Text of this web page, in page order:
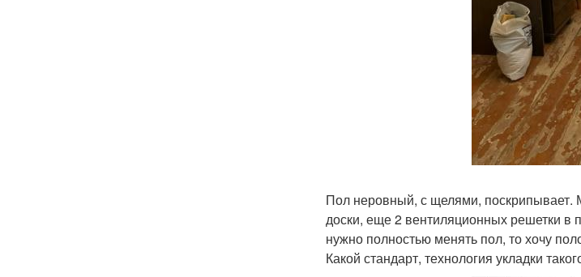
Пол неровный, с щелями, поскрипывает.
доски, еще 2 вентиляционных решетки в
нужно полностью менять пол, то хочу
Какой стандарт, технология укладки